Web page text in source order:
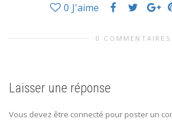
0 J'aime
0 COMMENTAIRES
Laisser une réponse
Vous devez être connecté pour poster un